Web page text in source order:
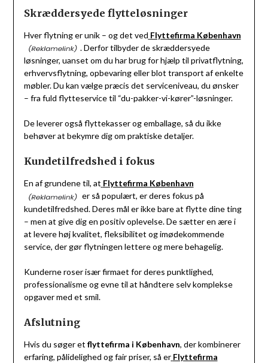
Skræddersyede flytteløsninger
Hver flytning er unik – og det ved Flyttefirma København
. Derfor tilbyder de skræddersyede
løsninger, uanset om du har brug for hjælp til privatflytning,
erhvervsflytning, opbevaring eller blot transport af enkelte
møbler. Du kan vælge præcis det serviceniveau, du ønsker
– fra fuld flytteservice til “du-pakker-vi-kører”-løsninger.
De leverer også flyttekasser og emballage, så du ikke
behøver at bekymre dig om praktiske detaljer.
Kundetilfredshed i fokus
En af grundene til, at Flyttefirma København
er så populært, er deres fokus på
kundetilfredshed. Deres mål er ikke bare at flytte dine ting
– men at give dig en positiv oplevelse. De sætter en ære i
at levere høj kvalitet, fleksibilitet og imødekommende
service, der gør flytningen lettere og mere behagelig.
Kunderne roser især firmaet for deres punktlighed,
professionalisme og evne til at håndtere selv komplekse
opgaver med et smil.
Afslutning
Hvis du søger et flyttefirma i København, der kombinerer
erfaring, pålidelighed og fair priser, så er Flyttefirma